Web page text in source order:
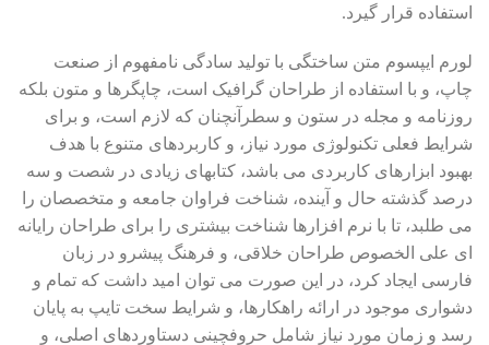
استفاده قرار گیرد.
لورم ایپسوم متن ساختگی با تولید سادگی نامفهوم از صنعت
چاپ، و با استفاده از طراحان گرافیک است، چاپگرها و متون بلکه
روزنامه و مجله در ستون و سطرآنچنان که لازم است، و برای
شرایط فعلی تکنولوژی مورد نیاز، و کاربردهای متنوع با هدف
بهبود ابزارهای کاربردی می باشد، کتابهای زیادی در شصت و سه
درصد گذشته حال و آینده، شناخت فراوان جامعه و متخصصان را
می طلبد، تا با نرم افزارها شناخت بیشتری را برای طراحان رایانه
ای علی الخصوص طراحان خلاقی، و فرهنگ پیشرو در زبان
فارسی ایجاد کرد، در این صورت می توان امید داشت که تمام و
دشواری موجود در ارائه راهکارها، و شرایط سخت تایپ به پایان
رسد و زمان مورد نیاز شامل حروفچینی دستاوردهای اصلی، و